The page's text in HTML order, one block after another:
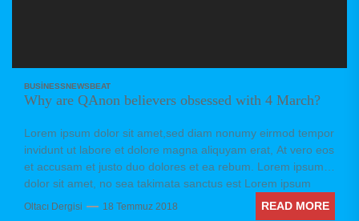
BUSINESSNEWSBEAT
Why are QAnon believers obsessed with 4 March?
Lorem ipsum dolor sit amet,sed diam nonumy eirmod tempor
invidunt ut labore et dolore magna aliquyam erat, At vero eos
et accusam et justo duo dolores et ea rebum. Lorem ipsum
dolor sit amet, no sea takimata sanctus est Lorem ipsum
dolor sit amet. Stet clita kasd gubergren, no sea takimata
Oltacı Dergisi 18 Temmuz 2018 READ MORE